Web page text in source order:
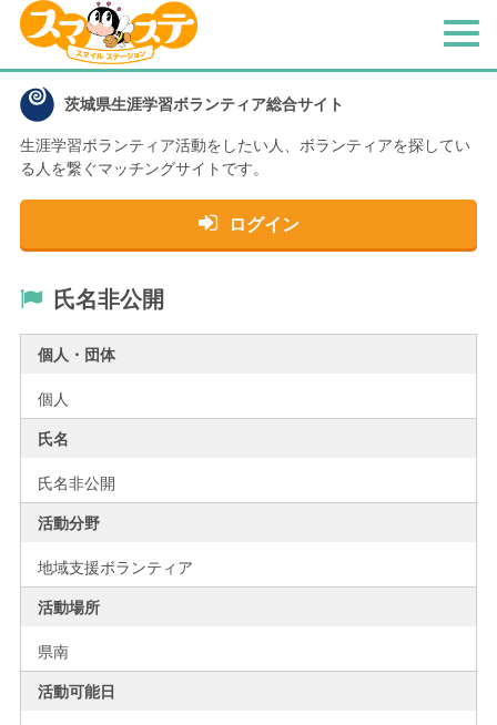
茨城県生涯学習ボランティア総合サイト
生涯学習ボランティア活動をしたい人、 ボランティアを探してい
る人を繋ぐマッチングサイトです。
ログイン
メ
氏名非公開
個人・団体
個人
氏名
氏名非公開
活動分野
地域支援ボランティア
活動場所
県南
活動可能日